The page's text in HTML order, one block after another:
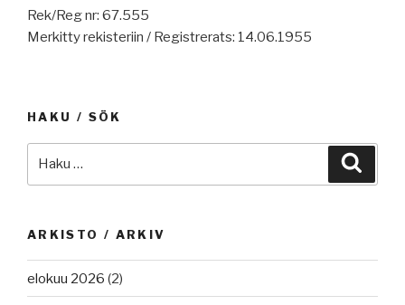
Rek/Reg nr: 67.555
Merkitty rekisteriin / Registrerats: 14.06.1955
HAKU / SÖK
ARKISTO / ARKIV
elokuu 2026 (2)